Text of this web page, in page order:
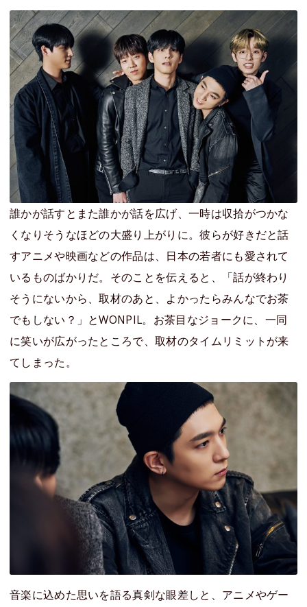
誰かが話すとまた誰かが話を広げ、一時は収拾がつかな
くなりそうなほどの大盛り上がりに。彼らが好きだと話
すアニメや映画などの作品は、日本の若者にも愛されて
いるものばかりだ。そのことを伝えると、「話が終わり
そうにないから、取材のあと、よかったらみんなでお茶
でもしない？」とWONPIL。お茶目なジョークに、一同
に笑いが広がったところで、取材のタイムリミットが来
てしまった。
音楽に込めた思いを語る真剣な眼差しと、アニメやゲー